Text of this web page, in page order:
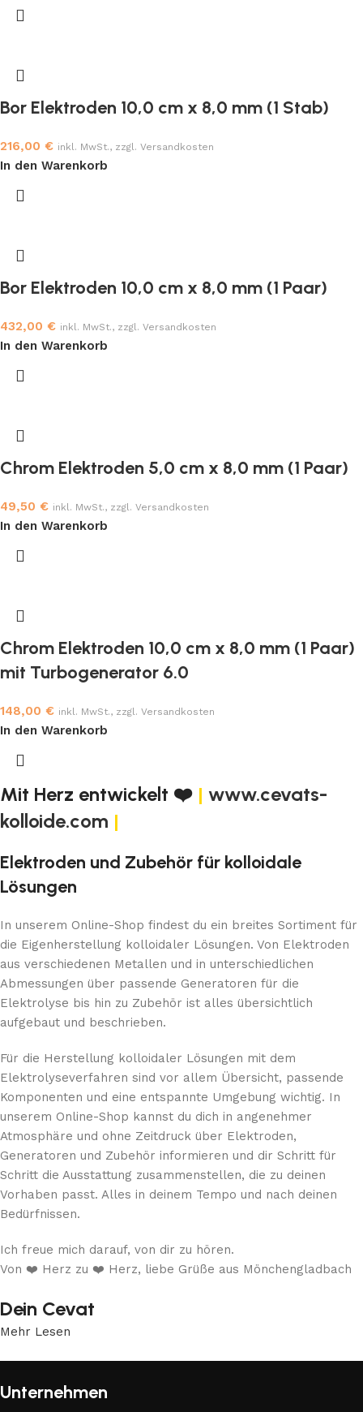
Bor Elektroden 10,0 cm x 8,0 mm (1 Stab)
216,00 € inkl. MwSt., zzgl. Versandkosten
In den Warenkorb
Bor Elektroden 10,0 cm x 8,0 mm (1 Paar)
432,00 € inkl. MwSt., zzgl. Versandkosten
In den Warenkorb
Chrom Elektroden 5,0 cm x 8,0 mm (1 Paar)
49,50 € inkl. MwSt., zzgl. Versandkosten
In den Warenkorb
Chrom Elektroden 10,0 cm x 8,0 mm (1 Paar)
mit Turbogenerator 6.0
148,00 € inkl. MwSt., zzgl. Versandkosten
In den Warenkorb
Mit Herz entwickelt ❤️ | www.cevats-
kolloide.com |
Elektroden und Zubehör für kolloidale
Lösungen
In unserem Online-Shop findest du ein breites Sortiment für
die Eigenherstellung kolloidaler Lösungen. Von Elektroden
aus verschiedenen Metallen und in unterschiedlichen
Abmessungen über passende Generatoren für die
Elektrolyse bis hin zu Zubehör ist alles übersichtlich
aufgebaut und beschrieben.
Für die Herstellung kolloidaler Lösungen mit dem
Elektrolyseverfahren sind vor allem Übersicht, passende
Komponenten und eine entspannte Umgebung wichtig. In
unserem Online-Shop kannst du dich in angenehmer
Atmosphäre und ohne Zeitdruck über Elektroden,
Generatoren und Zubehör informieren und dir Schritt für
Schritt die Ausstattung zusammenstellen, die zu deinen
Vorhaben passt. Alles in deinem Tempo und nach deinen
Bedürfnissen.
Ich freue mich darauf, von dir zu hören.
Von ❤️ Herz zu ❤️ Herz, liebe Grüße aus Mönchengladbach
Dein Cevat
Mehr Lesen
Unternehmen